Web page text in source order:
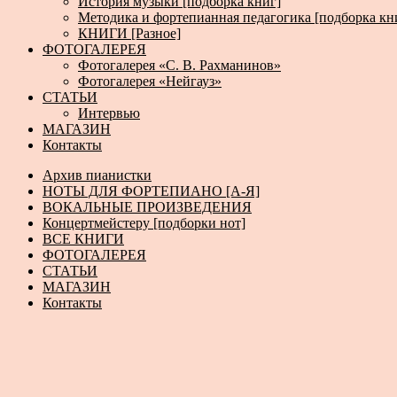
Методика и фортепианная педагогика [подборка
КНИГИ [Разное]
ФОТОГАЛЕРЕЯ
Фотогалерея «С. В. Рахманинов»
Фотогалерея «Нейгауз»
СТАТЬИ
Интервью
МАГАЗИН
Контакты
Архив пианистки
НОТЫ ДЛЯ ФОРТЕПИАНО [А-Я]
ВОКАЛЬНЫЕ ПРОИЗВЕДЕНИЯ
Концертмейстеру [подборки нот]
ВСЕ КНИГИ
ФОТОГАЛЕРЕЯ
СТАТЬИ
МАГАЗИН
Контакты